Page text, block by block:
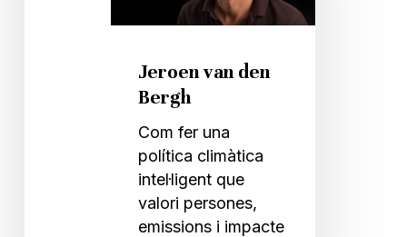
Jeroen van den
Bergh
Com fer una
política climàtica
intel·ligent que
valori persones,
emissions i impacte